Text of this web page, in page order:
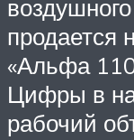
продается
«Альфа
Цифры в
рабочий